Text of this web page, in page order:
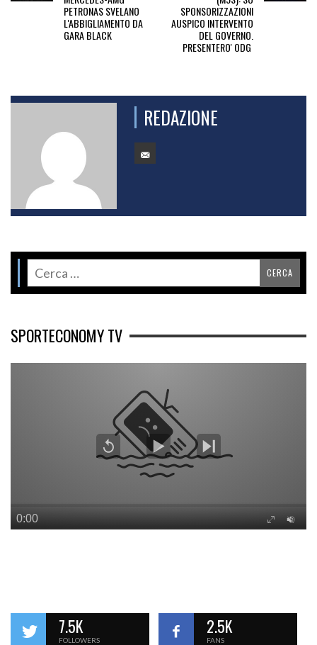
PETRONAS SVELANO
L'ABBIGLIAMENTO DA
GARA BLACK
SPONSORIZZAZIONI
AUSPICO INTERVENTO
DEL GOVERNO.
PRESENTERO' ODG
REDAZIONE
SPORTECONOMY TV
7.5K
FOLLOWERS
2.5K
FANS